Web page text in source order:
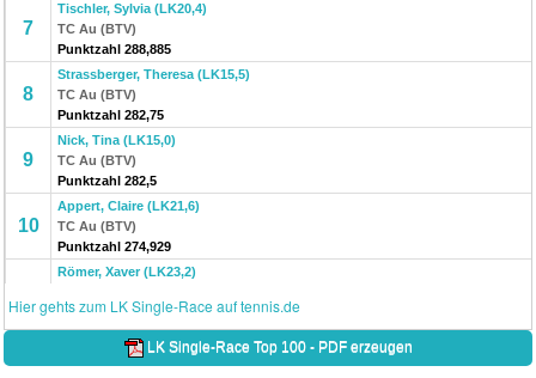
7
Tischler, Sylvia (LK20,4)
TC Au (BTV)
Punktzahl 288,885
8
Strassberger, Theresa (LK15,5)
TC Au (BTV)
Punktzahl 282,75
9
Nick, Tina (LK15,0)
TC Au (BTV)
Punktzahl 282,5
10
Appert, Claire (LK21,6)
TC Au (BTV)
Punktzahl 274,929
Römer, Xaver (LK23,2)
Punktzahl 268,25
Rosic, Mario (LK20,8)
TC Au (BTV)
Hier gehts zum LK Single-Race auf tennis.de
LK Single-Race Top 100 - PDF erzeugen